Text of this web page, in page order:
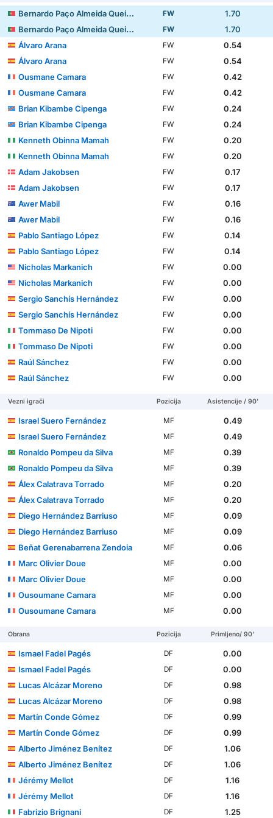
Bernardo Paço Almeida Queirós Rodrigues FW
1.70
Bernardo Paço Almeida Queirós Rodrigues
FW
1.70
Álvaro Arana
FW
0.54
Álvaro Arana
FW
0.54
Ousmane Camara
FW
0.42
Ousmane Camara
FW
0.42
Brian Kibambe Cipenga
FW
0.24
Brian Kibambe Cipenga
FW
0.24
Kenneth Obinna Mamah
FW
0.20
Kenneth Obinna Mamah
FW
0.20
Adam Jakobsen
FW
0.17
Adam Jakobsen
FW
0.17
Awer Mabil
FW
0.16
Awer Mabil
FW
0.16
Pablo Santiago López
FW
0.14
Pablo Santiago López
FW
0.14
Nicholas Markanich
FW
0.00
Nicholas Markanich
FW
0.00
Sergio Sanchís Hernández
FW
0.00
Sergio Sanchís Hernández
FW
0.00
Tommaso De Nipoti
FW
0.00
Tommaso De Nipoti
FW
0.00
Raúl Sánchez
FW
0.00
Raúl Sánchez
FW 0.00
Vezni igrači Pozicija Asistencije / 90'
Israel Suero Fernández MF
0.49
Israel Suero Fernández
MF
0.49
Ronaldo Pompeu da Silva
MF
0.39
Ronaldo Pompeu da Silva
MF
0.39
Álex Calatrava Torrado
MF
0.20
Álex Calatrava Torrado
MF
0.20
Diego Hernández Barriuso
MF
0.09
Diego Hernández Barriuso
MF
0.09
Beñat Gerenabarrena Zendoia
MF
0.06
Marc Olivier Doue
MF
0.00
Marc Olivier Doue
MF
0.00
Ousoumane Camara
MF
0.00
Ousoumane Camara
MF 0.00
Obrana Pozicija Primljeno/ 90'
Ismael Fadel Pagés DF
0.00
Ismael Fadel Pagés
DF
0.00
Lucas Alcázar Moreno
DF
0.98
Lucas Alcázar Moreno
DF
0.98
Martín Conde Gómez
DF
0.99
Martín Conde Gómez
DF
0.99
Alberto Jiménez Benítez
DF
1.06
Alberto Jiménez Benítez
DF
1.06
Jérémy Mellot
DF
1.16
Jérémy Mellot
DF
1.16
Fabrizio Brignani
DF
1.25